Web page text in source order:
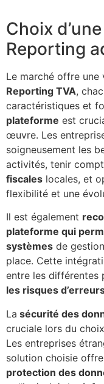
Choix
Reporting
Le marché offre une
Reporting TVA,
caractéristiques et
plateforme est
œuvre. Les
soigneusement les
activités, tenir
fiscales locales, et
flexibilité et une
Il est également
plateforme qui
systèmes de
place. Cette
entre les différentes
les risques
La sécurité des
cruciale lors du
Les entreprises
solution choisie
protection des